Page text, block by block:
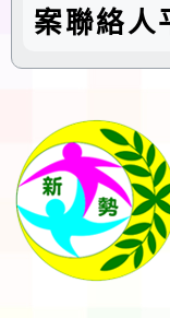
案聯絡人